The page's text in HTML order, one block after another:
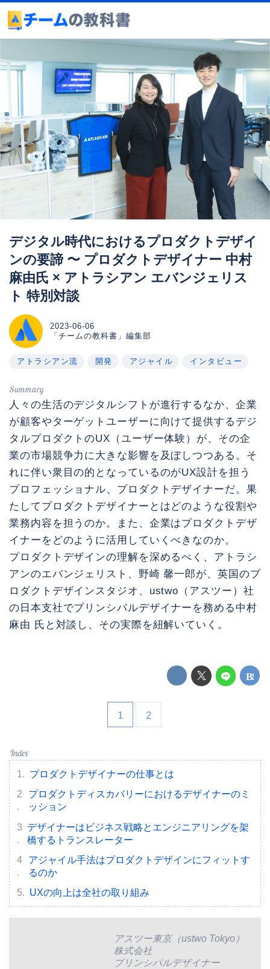
デジタル時代におけるプロダクトデザイ
ンの要諦 〜 プロダクトデザイナー 中村
麻由氏 × アトラシアン エバンジェリス
ト 特別対談
2023-06-06
「チームの教科書」編集部
アトラシアン流 開発 アジャイル インタビュー
人々の生活のデジタルシフトが進行するなか、企業
が顧客やターゲットユーザーに向けて提供するデジ
タルプロダクトのUX（ユーザー体験）が、その企
業の市場競争力に大きな影響を及ぼしつつある。そ
れに伴い衆目の的となっているのがUX設計を担う
プロフェッショナル、プロダクトデザイナーだ。果
たしてプロダクトデザイナーとはどのような役割や
業務内容を担うのか。また、企業はプロダクトデザ
イナーをどのように活用していくべきなのか。
プロダクトデザインの理解を深めるべく、アトラシ
アンのエバンジェリスト、野崎 馨一郎が、英国のプ
ロダクトデザインスタジオ、ustwo（アスツー）社
の日本支社でプリンシパルデザイナーを務める中村
麻由 氏と対談し、その実際を紐解いていく。
1 2
プロダクトデザイナーの仕事とは
プロダクトディスカバリーにおけるデザイナーのミ
ッション
デザイナーはビジネス戦略とエンジニアリングを架
橋するトランスレーター
アジャイル手法はプロダクトデザインにフィットす
るのか
UXの向上は全社の取り組み
アスツー東京（ustwo Tokyo）
株式会社
プリンシパルデザイナー